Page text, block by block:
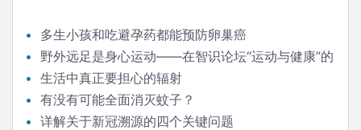
多生小孩和吃避孕药都能预防卵巢癌
野外远足是身心运动——在智识论坛“运动与健康”的
发言生活中真正要担心的辐射
有没有可能全面消灭蚊子？
详解关于新冠溯源的四个关键问题